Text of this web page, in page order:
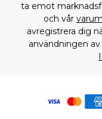
ta emot
och vår
avregistrera dig
användningen